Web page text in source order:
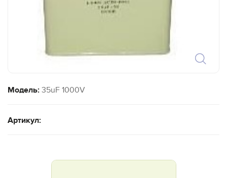
Модель: 35uF 1000V
Артикул: